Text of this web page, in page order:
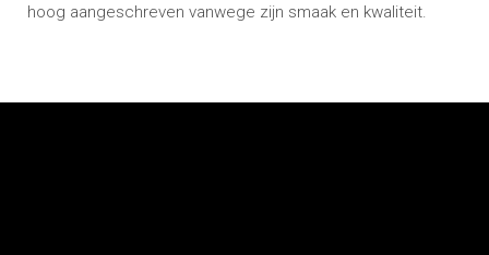
hoog aangeschreven vanwege zijn smaak en kwaliteit.